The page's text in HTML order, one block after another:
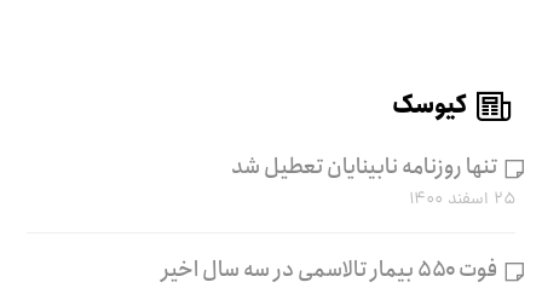
کیوسک
تنها روزنامه نابینایان تعطیل شد
۲۵ اسفند ۱۴۰۰
فوت ۵۵۰ بیمار تالاسمی در سه سال اخیر